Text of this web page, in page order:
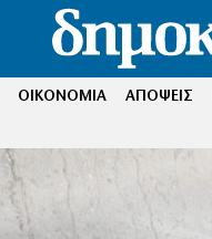
ΟΙΚΟΝΟΜΙΑ ΑΠΟΨΕΙΣ